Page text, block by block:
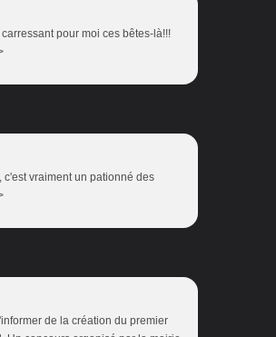
pour moi ces bêtes-là!!!
vraiment un pationné des
de la création du premier